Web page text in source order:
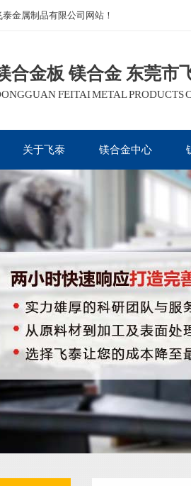
金属制品有限公司网站！
合金板 镁合金 东莞市
FEITAI METAL PRODUCTS
关于飞泰 镁合金中心